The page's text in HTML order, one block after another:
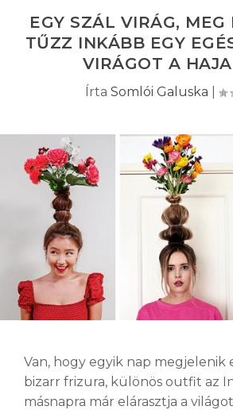
EGY SZÁL VIRÁG, MEG
TŰZZ INKÁBB EGY
VIRÁGOT A
Írta Somlói Galuska
Van, hogy egyik nap megjelenik
bizarr frizura, különös outfit az
másnapra már elárasztja a